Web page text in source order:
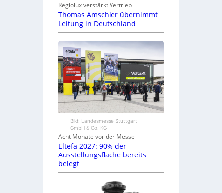
Regiolux verstärkt Vertrieb
Thomas Amschler übernimmt
Leitung in Deutschland
Bild: Landesmesse Stuttgart
GmbH & Co. KG
Acht Monate vor der Messe
Eltefa 2027: 90% der
Ausstellungsfläche bereits
belegt